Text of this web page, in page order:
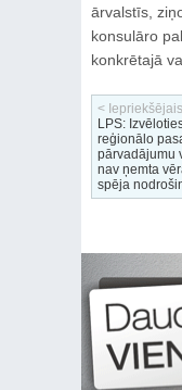
ārvalstīs,
konsulāro
konkrētajā
<
LPS:
reģionālo
pārvadājumu
nav ņemta
spēja